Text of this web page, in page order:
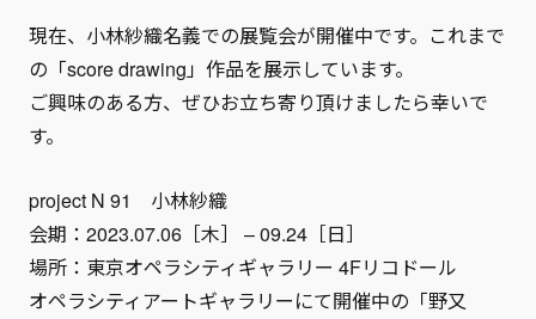
現在、小林紗織名義での展覧会が開催中です。これまで
の「score drawing」作品を展示しています。
ご興味のある方、ぜひお立ち寄り頂けましたら幸いで
す。
project N 91 小林紗織
会期：2023.07.06［木］ – 09.24［日］
場所：東京オペラシティギャラリー 4Fリコドール
オペラシティアートギャラリーにて開催中の「野又